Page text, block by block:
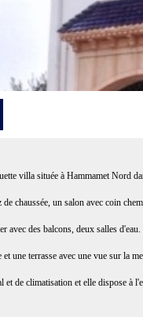
villa située à Hammamet Nord
chaussée, un salon avec coin
avec des balcons, deux salles d'eau.
une terrasse avec une vue sur la
de climatisation et elle dispose à